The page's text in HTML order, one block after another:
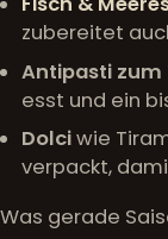
zubereitet
Antipasti zum
esst und ein
Dolciwie
verpackt,
Was gerade